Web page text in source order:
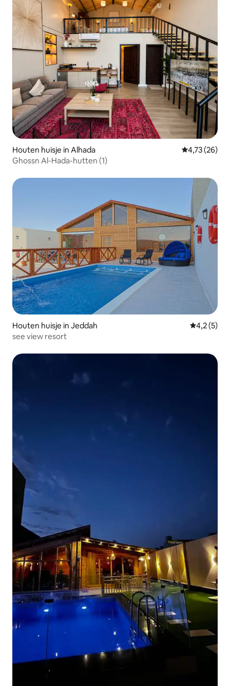
Houten huisje in Alhada Gemiddelde
4,73 (26)
Ghossn Al-Hada-hutten (1)
Houten huisje in Jeddah
4,2 (5)
see view resort